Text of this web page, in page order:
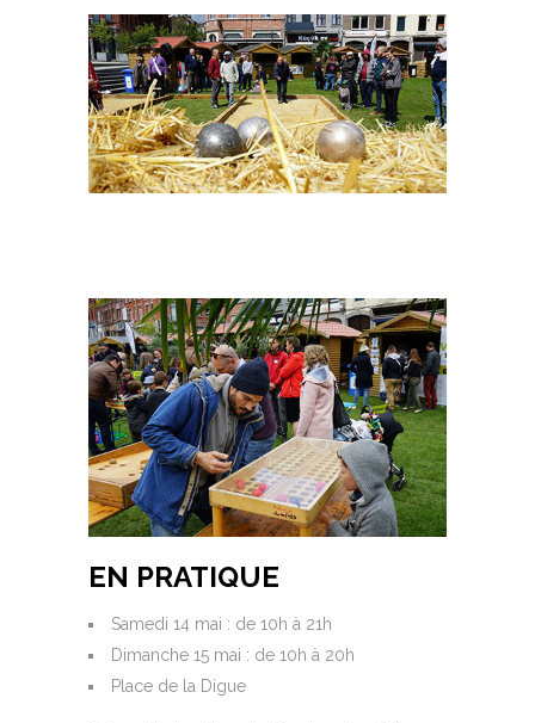
EN PRATIQUE
Samedi 14 mai : de 10h à 21h
Dimanche 15 mai : de 10h à 20h
Place de la Digue